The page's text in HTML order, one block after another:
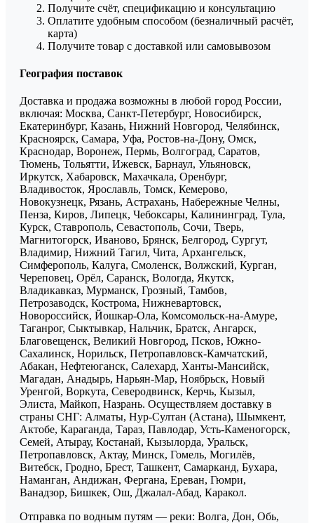
Получите счёт, спецификацию и консультацию
Оплатите удобным способом (безналичный расчёт,
карта)
Получите товар с доставкой или самовывозом
География поставок
Доставка и продажа возможны в любой город России,
включая: Москва, Санкт-Петербург, Новосибирск,
Екатеринбург, Казань, Нижний Новгород, Челябинск,
Красноярск, Самара, Уфа, Ростов-на-Дону, Омск,
Краснодар, Воронеж, Пермь, Волгоград, Саратов,
Тюмень, Тольятти, Ижевск, Барнаул, Ульяновск,
Иркутск, Хабаровск, Махачкала, Оренбург,
Владивосток, Ярославль, Томск, Кемерово,
Новокузнецк, Рязань, Астрахань, Набережные Челны,
Пенза, Киров, Липецк, Чебоксары, Калининград, Тула,
Курск, Ставрополь, Севастополь, Сочи, Тверь,
Магнитогорск, Иваново, Брянск, Белгород, Сургут,
Владимир, Нижний Тагил, Чита, Архангельск,
Симферополь, Калуга, Смоленск, Волжский, Курган,
Череповец, Орёл, Саранск, Вологда, Якутск,
Владикавказ, Мурманск, Грозный, Тамбов,
Петрозаводск, Кострома, Нижневартовск,
Новороссийск, Йошкар-Ола, Комсомольск-на-Амуре,
Таганрог, Сыктывкар, Нальчик, Братск, Ангарск,
Благовещенск, Великий Новгород, Псков, Южно-
Сахалинск, Норильск, Петропавловск-Камчатский,
Абакан, Нефтеюганск, Салехард, Ханты-Мансийск,
Магадан, Анадырь, Нарьян-Мар, Ноябрьск, Новый
Уренгой, Воркута, Северодвинск, Керчь, Кызыл,
Элиста, Майкоп, Назрань. Осуществляем доставку в
страны СНГ: Алматы, Нур-Султан (Астана), Шымкент,
Актобе, Караганда, Тараз, Павлодар, Усть-Каменогорск,
Семей, Атырау, Костанай, Кызылорда, Уральск,
Петропавловск, Актау, Минск, Гомель, Могилёв,
Витебск, Гродно, Брест, Ташкент, Самарканд, Бухара,
Наманган, Андижан, Фергана, Ереван, Гюмри,
Ванадзор, Бишкек, Ош, Джалал-Абад, Каракол.
Отправка по водным путям — реки: Волга, Дон, Обь,